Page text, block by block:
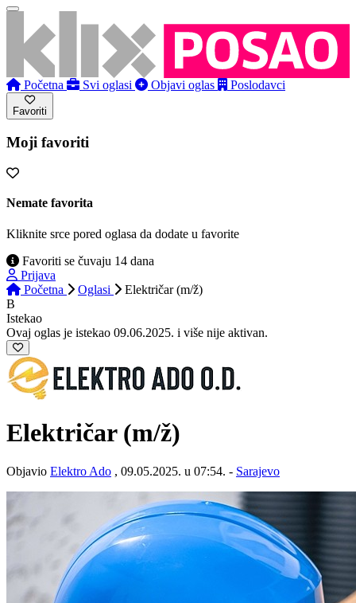
Početna Svi oglasi Objavi oglas Poslodavci
Favoriti
Moji favoriti
Nemate favorita
Kliknite srce pored oglasa da dodate u favorite
Favoriti se čuvaju 14 dana
Prijava
Početna
Oglasi
Električar (m/ž)
B
Istekao
Ovaj oglas je istekao 09.06.2025. i više nije aktivan.
Električar (m/ž)
Objavio Elektro Ado , 09.05.2025. u 07:54. - Sarajevo